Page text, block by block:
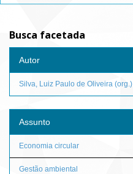
Busca facetada
Autor
Silva, Luiz Paulo de Oliveira (org.)
Assunto
Economia circular
Gestão ambiental